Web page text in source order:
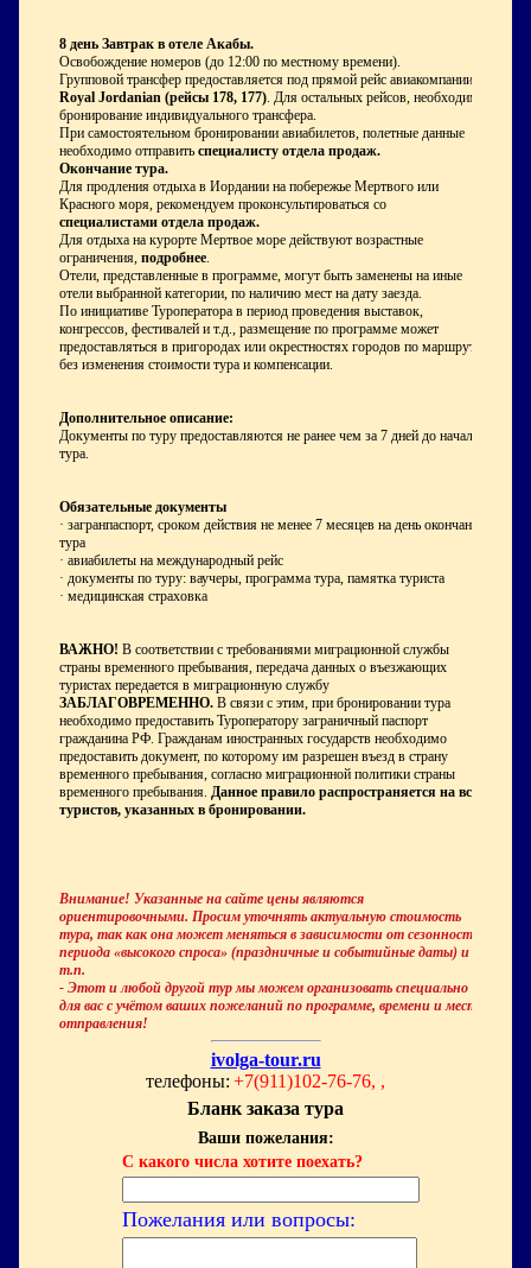
8 день Завтрак в отеле Акабы.
Освобождение номеров (до 12:00 по местному времени).
Групповой трансфер предоставляется под прямой рейс авиакомпании
Royal Jordanian (рейсы 178, 177). Для остальных рейсов, необходимо
бронирование индивидуального трансфера.
При самостоятельном бронировании авиабилетов, полетные данные
необходимо отправить специалисту отдела продаж.
Окончание тура.
Для продления отдыха в Иордании на побережье Мертвого или
Красного моря, рекомендуем проконсультироваться со
специалистами отдела продаж.
Для отдыха на курорте Мертвое море действуют возрастные
ограничения, подробнее.
Отели, представленные в программе, могут быть заменены на иные
отели выбранной категории, по наличию мест на дату заезда.
По инициативе Туроператора в период проведения выставок,
конгрессов, фестивалей и т.д., размещение по программе может
предоставляться в пригородах или окрестностях городов по маршруту
без изменения стоимости тура и компенсации.
Дополнительное описание:
Документы по туру предоставляются не ранее чем за 7 дней до начала
тура.
Обязательные документы
· загранпаспорт, сроком действия не менее 7 месяцев на день окончания
тура
· авиабилеты на международный рейс
· документы по туру: ваучеры, программа тура, памятка туриста
· медицинская страховка
ВАЖНО! В соответствии с требованиями миграционной службы
страны временного пребывания, передача данных о въезжающих
туристах передается в миграционную службу
ЗАБЛАГОВРЕМЕННО. В связи с этим, при бронировании тура
необходимо предоставить Туроператору заграничный паспорт
гражданина РФ. Гражданам иностранных государств необходимо
предоставить документ, по которому им разрешен въезд в страну
временного пребывания, согласно миграционной политики страны
временного пребывания. Данное правило распространяется на всех
туристов, указанных в бронировании.
Внимание! Указанные на сайте цены являются
ориентировочными. Просим уточнять актуальную стоимость
тура, так как она может меняться в зависимости от сезонности,
периода «высокого спроса» (праздничные и событийные даты) и
т.п.
- Этот и любой другой тур мы можем организовать специально
для вас с учётом ваших пожеланий по программе, времени и месту
отправления!
ivolga-tour.ru
телефоны: +7(911)102-76-76, ,
Бланк заказа тура
Ваши пожелания:
С какого числа хотите поехать?
Пожелания или вопросы: